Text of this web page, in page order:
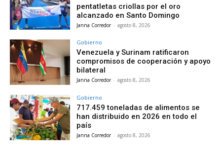
pentatletas criollas por el oro
alcanzado en Santo Domingo
Janna Corredor - agosto 8, 2026
Gobierno
Venezuela y Surinam ratificaron
compromisos de cooperación y apoyo
bilateral
Janna Corredor - agosto 8, 2026
Gobierno
717.459 toneladas de alimentos se
han distribuido en 2026 en todo el
país
Janna Corredor - agosto 8, 2026